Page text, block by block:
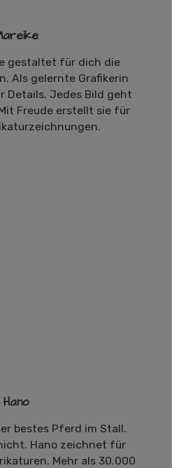
gestaltet für dich die
Als gelernte Grafikerin
Details. Jedes Bild geht
Freude erstellt sie für
Hano
bestes Pferd im Stall.
Hano zeichnet für
Mehr als 30.000